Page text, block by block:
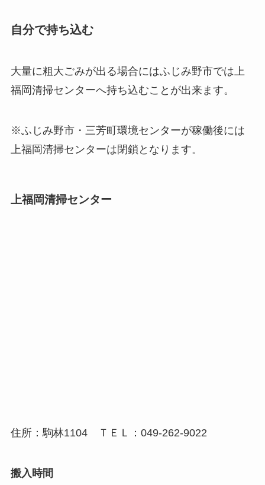
自分で持ち込む
大量に粗大ごみが出る場合にはふじみ野市では上
福岡清掃センターへ持ち込むことが出来ます。
※ふじみ野市・三芳町環境センターが稼働後には
上福岡清掃センターは閉鎖となります。
上福岡清掃センター
住所：駒林1104 ＴＥＬ：049-262-9022
搬入時間